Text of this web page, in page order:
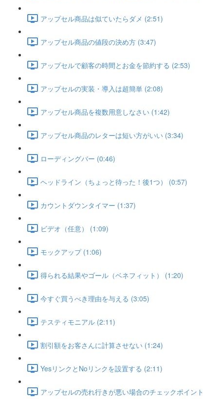
アップセル商品は似ていたらダメ (2:51)
アップセル商品の値段の決め方 (3:47)
アップセルで顧客の時間とお金を節約する (2:53)
アップセルの実装・導入は超簡単 (2:08)
アップセル商品を複数用意しなさい (1:42)
アップセル商品のレターは短い方がいい (3:34)
ローディングバー (0:46)
ヘッドライン（ちょっと待った！後1つ） (0:57)
カウントダウンタイマー (1:37)
ビデオ（任意） (1:09)
モックアップ (1:06)
得られる結果やゴール（ベネフィット） (1:20)
今すぐ買うべき理由を与える (3:05)
テスティモニアル (2:11)
割引額をお客さんに計算させない (1:24)
YesリンクとNoリンクを設置する (2:11)
アップセルの売れ行きが悪い場合のチェックポイント